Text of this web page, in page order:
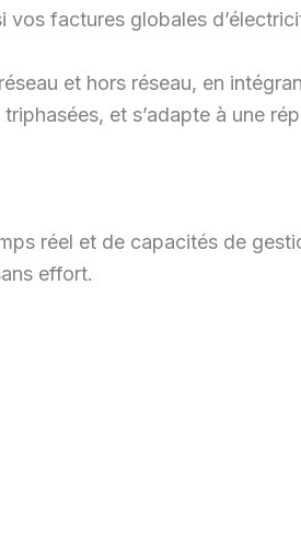
vos factures globales
et hors réseau, en
et s’adapte à une
réel et de capacités de
effort.